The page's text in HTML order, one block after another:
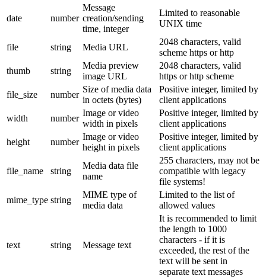
date number
Message
creation/sending
time, integer
Limited to reasonable
UNIX time
file string Media URL
2048 characters, valid
scheme https or http
thumb
string
Media preview
image URL
2048 characters, valid
https or http scheme
file_size
number
Size of media data
in octets (bytes)
Positive integer, limited by
client applications
width
number
Image or video
width in pixels
Positive integer, limited by
client applications
height
number
Image or video
height in pixels
Positive integer, limited by
client applications
file_name string
Media data file
name
255 characters, may not be
compatible with legacy
file systems!
mime_type string
MIME type of
media data
Limited to the list of
allowed values
text string Message text
It is recommended to limit
the length to 1000
characters - if it is
exceeded, the rest of the
text will be sent in
separate text messages